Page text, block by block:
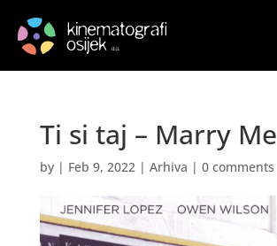
Ti si taj – Marry Me
by | Feb 9, 2022| Arhiva | 0 comments